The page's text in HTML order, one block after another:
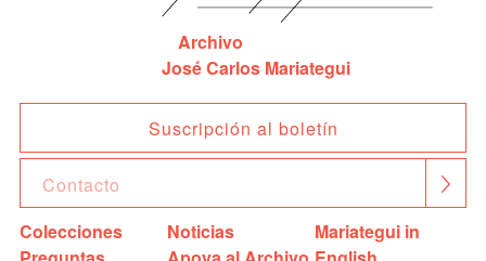
Archivo
José Carlos Mariategui
Suscripción al boletín
Colecciones
Noticias
Mariategui in